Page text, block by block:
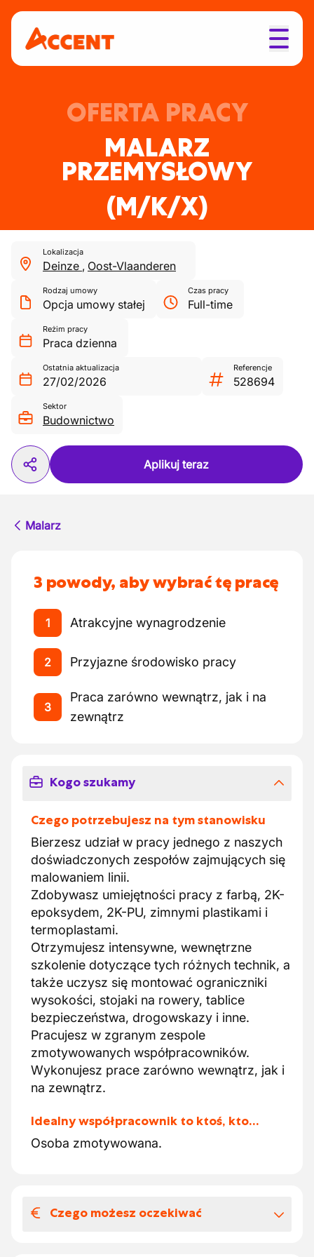
OFERTA PRACY
MALARZ
PRZEMYSŁOWY
(M/K/X)
Lokalizacja
Deinze , Oost-Vlaanderen
Rodzaj umowy
Opcja umowy stałej
Czas pracy
Full-time
Reżim pracy
Praca dzienna
Ostatnia aktualizacja
27/02/2026
Referencje
528694
Sektor
Budownictwo
Aplikuj teraz
Malarz
3 powody, aby wybrać tę pracę
1 Atrakcyjne wynagrodzenie
2 Przyjazne środowisko pracy
3
Praca zarówno wewnątrz, jak i na
zewnątrz
Kogo szukamy
Czego potrzebujesz na tym stanowisku
Bierzesz udział w pracy jednego z naszych
doświadczonych zespołów zajmujących się
malowaniem linii.
Zdobywasz umiejętności pracy z farbą, 2K-
epoksydem, 2K-PU, zimnymi plastikami i
termoplastami.
Otrzymujesz intensywne, wewnętrzne
szkolenie dotyczące tych różnych technik, a
także uczysz się montować ograniczniki
wysokości, stojaki na rowery, tablice
bezpieczeństwa, drogowskazy i inne.
Pracujesz w zgranym zespole
zmotywowanych współpracowników.
Wykonujesz prace zarówno wewnątrz, jak i
na zewnątrz.
Idealny współpracownik to ktoś, kto…
Osoba zmotywowana.
Czego możesz oczekiwać